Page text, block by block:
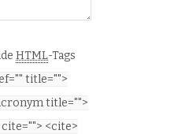
HTML-Tags
title="">
title="">
<cite>